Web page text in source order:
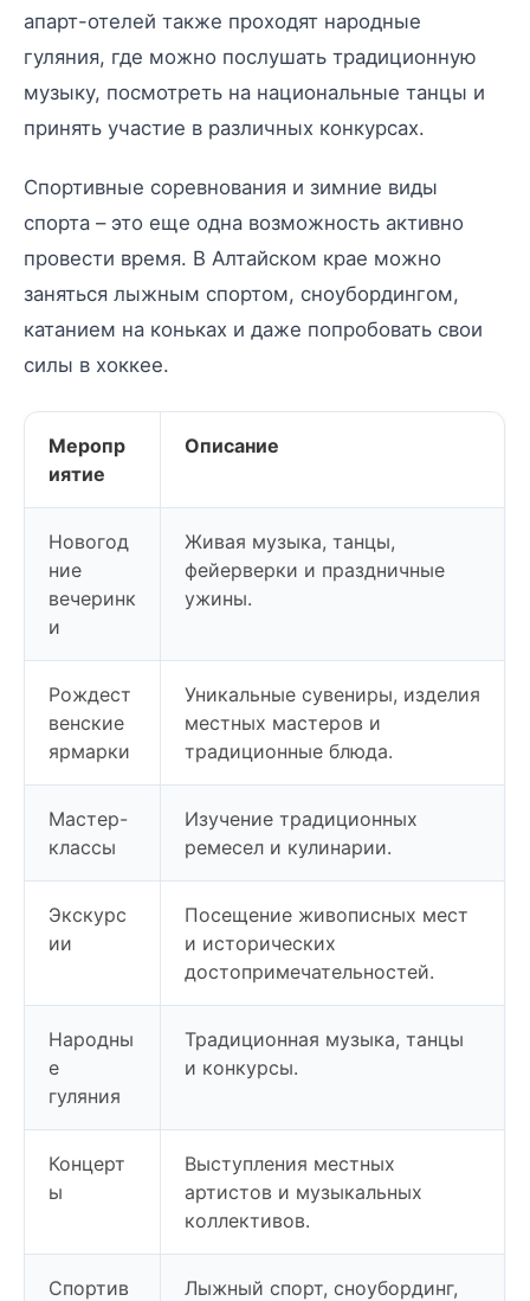
апарт-отелей также проходят народные
гуляния, где можно послушать традиционную
музыку, посмотреть на национальные танцы и
принять участие в различных конкурсах.
Спортивные соревнования и зимние виды
спорта – это еще одна возможность активно
провести время. В Алтайском крае можно
заняться лыжным спортом, сноубордингом,
катанием на коньках и даже попробовать свои
силы в хоккее.
Меропр
иятие
Описание
Новогод
ние
вечеринк
и
Живая музыка, танцы,
фейерверки и праздничные
ужины.
Рождест
венские
ярмарки
Уникальные сувениры, изделия
местных мастеров и
традиционные блюда.
Мастер-
классы
Изучение традиционных
ремесел и кулинарии.
Экскурс
ии
Посещение живописных мест
и исторических
достопримечательностей.
Народны
е
гуляния
Традиционная музыка, танцы
и конкурсы.
Концерт
ы
Выступления местных
артистов и музыкальных
коллективов.
Спортив
Лыжный спорт, сноубординг,